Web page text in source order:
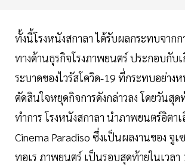
ทั้งนี้โรงหนังสกาลา ได้รับผลกระทบจาก
ทางด้านธุรกิจโรงภาพยนตร์ ประกอบกับ
ระบาดของไวรัสโควิด-19 ที่กระทบอย่าง
ตัดสินใจหยุดกิจการดังกล่าวลง โดยวันสุด
ทำการ โรงหนังสกาลา นำภาพยนตร์อิตาเ
Cinema Paradiso ซึ่งเป็นผลงานของ จู
ทอเร ภาพยนตร์ เป็นรอบสุดท้ายในเวล